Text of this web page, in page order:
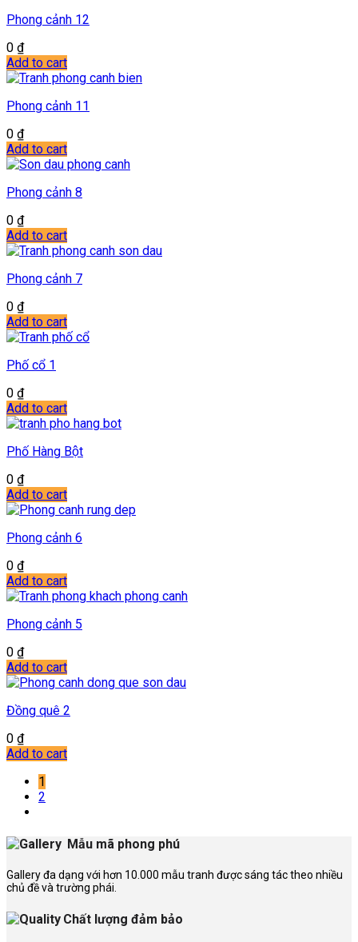
Phong cảnh 12
0 ₫
Add to cart
Phong cảnh 11
0 ₫
Add to cart
Phong cảnh 8
0 ₫
Add to cart
Phong cảnh 7
0 ₫
Add to cart
Phố cổ 1
0 ₫
Add to cart
Phố Hàng Bột
0 ₫
Add to cart
Phong cảnh 6
0 ₫
Add to cart
Phong cảnh 5
0 ₫
Add to cart
Đồng quê 2
0 ₫
Add to cart
1
2
Mẫu mã phong phú
Gallery đa dạng với hơn 10.000 mẫu tranh được sáng tác theo nhiều
chủ đề và trường phái.
Chất lượng đảm bảo